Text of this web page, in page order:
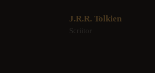
J.R.R. Tolkien
Scriitor